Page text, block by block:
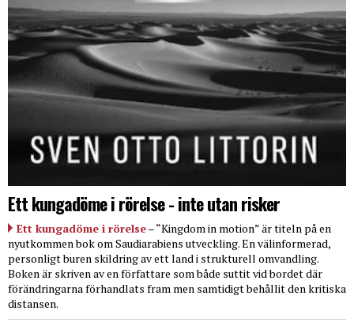
Ett kungadöme i rörelse - inte utan risker
Ett kungadöme i rörelse– “Kingdom in motion” är titeln på en
nyutkommen bok om Saudiarabiens utveckling. En välinformerad,
personligt buren skildring av ett land i strukturell omvandling.
Boken är skriven av en författare som både suttit vid bordet där
förändringarna förhandlats fram men samtidigt behållit den kritiska
distansen.